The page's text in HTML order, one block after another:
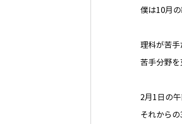
僕は10月
理科が苦手
苦手分野を
2月1日の
それから